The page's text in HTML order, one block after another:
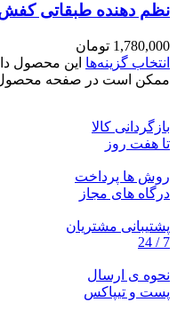
نظم دهنده طبقاتی
1,780,000 تومان
انتخاب گزینه‌ها این محصول
ممکن است در صفحه محصول
بازگردانی کالا
تا هفت روز
روش ها پرداخت
درگاه های مجاز
پشتیبانی مشتریان
7 / 24
نحوه ی ارسال
پست و تیپاکس